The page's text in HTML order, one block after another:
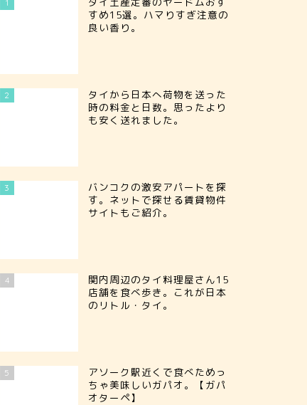
1
すめ15選。ハマりすぎ注意の
良い香り。
2
タイから日本へ荷物を送った
時の料金と日数。思ったより
も安く送れました。
3
バンコクの激安アパートを探
す。ネットで探せる賃貸物件
サイトもご紹介。
4
関内周辺のタイ料理屋さん15
店舗を食べ歩き。これが日本
のリトル・タイ。
5
アソーク駅近くで食べためっ
ちゃ美味しいガパオ。【ガパ
オターペ】